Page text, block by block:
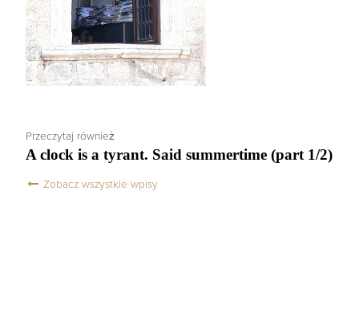
Przeczytaj również
A clock is a tyrant. Said summertime (part 1/2)
Zobacz wszystkie wpisy